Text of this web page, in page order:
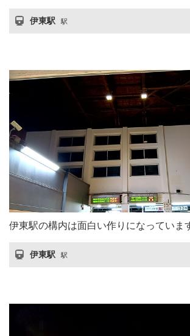
伊東駅 駅
伊東駅の構内は面白い作りになっていま
伊東駅 駅